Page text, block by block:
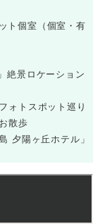
ト個室（個室・有
景ロケーション
ォトスポット巡り
散歩
夕陽ヶ丘ホテル」